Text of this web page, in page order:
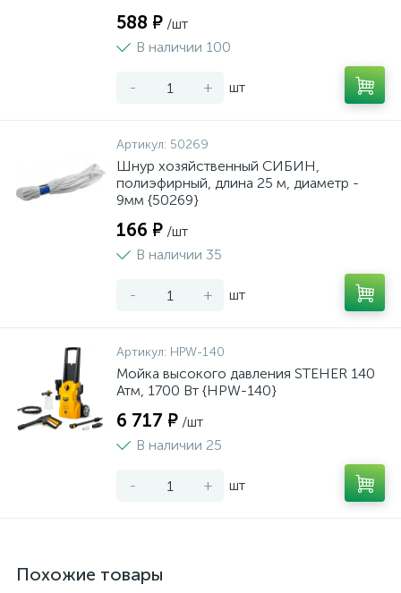
588 ₽ /шт
В наличии 100
- + шт
Артикул: 50269
Шнур хозяйственный СИБИН,
полиэфирный, длина 25 м, диаметр -
9мм {50269}
166 ₽ /шт
В наличии 35
- + шт
Артикул: HPW-140
Мойка высокого давления STEHER 140
Атм, 1700 Вт {HPW-140}
6 717 ₽ /шт
В наличии 25
- + шт
Похожие товары